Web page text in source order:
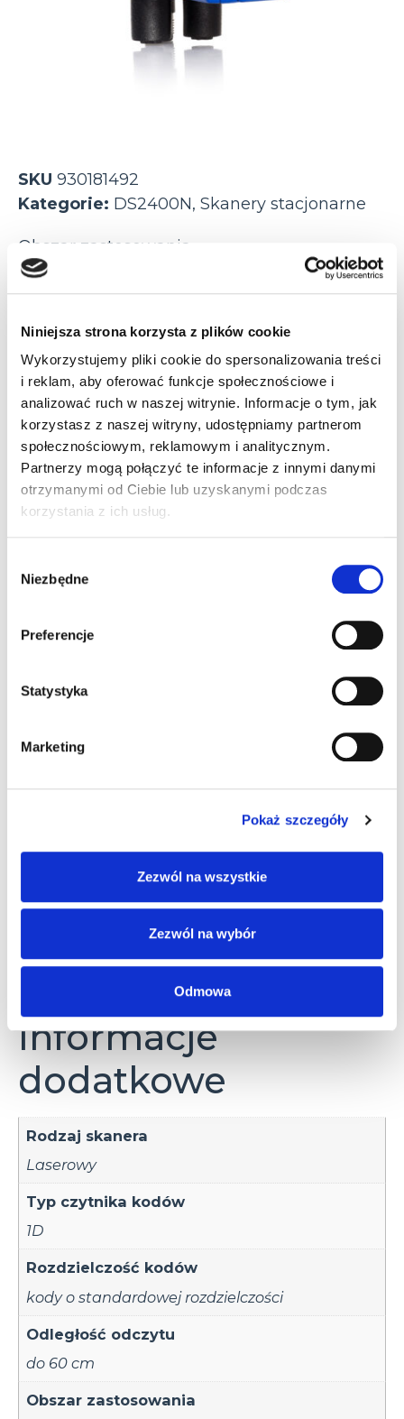
Niniejsza strona korzysta z plików cookie
Wykorzystujemy pliki cookie do spersonalizowania treści
i reklam, aby oferować funkcje społecznościowe i
analizować ruch w naszej witrynie. Informacje o tym, jak
korzystasz z naszej witryny, udostępniamy partnerom
społecznościowym, reklamowym i analitycznym.
Partnerzy mogą połączyć te informacje z innymi danymi
otrzymanymi od Ciebie lub uzyskanymi podczas
korzystania z ich usług.
zgody
Niezbędne
Preferencje
Statystyka
Marketing
Pokaż szczegóły
Zezwól na wszystkie
Zezwól na wybór
Odmowa
SKU 930181492
Kategorie: DS2400N, Skanery stacjonarne
Obszar zastosowania
logistyka
Odległość odczytu
do 22 cm
do 30 cm
do 60 cm
Przewód komunikacyjny
Nie
Tak
kody gęste
Sposób komunikacji
Profinet
Informacje dodatkowe Akcesoria
Informacje
dodatkowe
Rodzaj skanera
Laserowy
Typ czytnika kodów
1D
Rozdzielczość kodów
kody o standardowej rozdzielczości
Odległość odczytu
do 60 cm
Obszar zastosowania